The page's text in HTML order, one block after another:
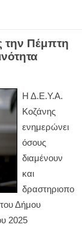
Πέμπτη
Η Δ.Ε.Υ.Α.
Κοζάνης
ενημερώνει
όσους
διαμένουν
και
δραστηριοπο
του Δήμου
2025